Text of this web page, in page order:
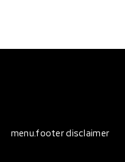
menu.footer disclaimer